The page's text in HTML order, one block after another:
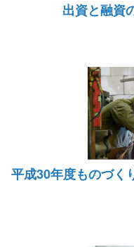
出資と融資
平成30年度ものづく